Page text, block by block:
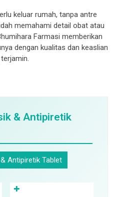
keluar rumah, tanpa antre
memahami detail obat atau
Farmasi memberikan
dengan kualitas dan keaslian
& Antipiretik
Antipiretik Tablet
✚